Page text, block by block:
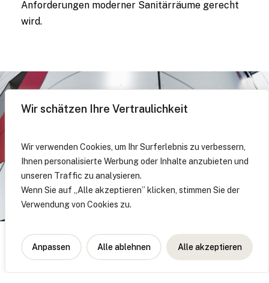
Wir schätzen Ihre Vertraulichkeit
Wir verwenden Cookies, um Ihr Surferlebnis zu verbessern,
Ihnen personalisierte Werbung oder Inhalte anzubieten und
unseren Traffic zu analysieren.
Wenn Sie auf „Alle akzeptieren” klicken, stimmen Sie der
Verwendung von Cookies zu.
Anpassen Alle ablehnen Alle akzeptieren
Anforderungen moderner Sanitärräume gerecht
wird.